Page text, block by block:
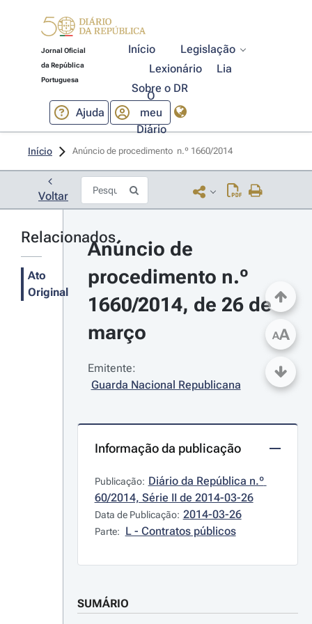
Jornal Oficial
da República
Portuguesa
Início
Legislação
Lexionário
Lia
Sobre o DR
Ajuda
O
meu
Diário
Início Anúncio de procedimento  n.º 1660/2014
Voltar
Relacionados
Ato
Original
Anúncio de
procedimento n.º
1660/2014, de 26 de
março
Emitente:
Guarda Nacional Republicana
Informação da publicação
Publicação: Diário da República n.º
60/2014, Série II de 2014-03-26
Data de Publicação: 2014-03-26
Parte: L - Contratos públicos
SUMÁRIO
AA